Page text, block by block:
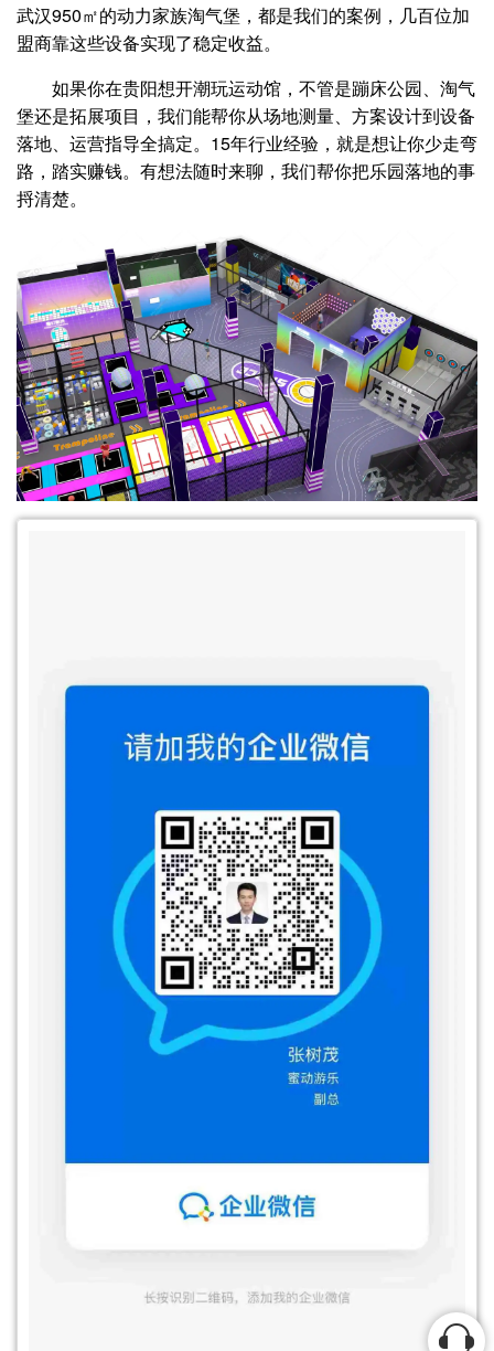
武汉950㎡的动力家族淘气堡，都是我们的案例，几百位加
盟商靠这些设备实现了稳定收益。
如果你在贵阳想开潮玩运动馆，不管是蹦床公园、淘气
堡还是拓展项目，我们能帮你从场地测量、方案设计到设备
落地、运营指导全搞定。15年行业经验，就是想让你少走弯
路，踏实赚钱。有想法随时来聊，我们帮你把乐园落地的事
捋清楚。